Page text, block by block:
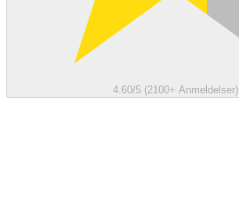
4.60/5 (2100+ Anmeldelser)